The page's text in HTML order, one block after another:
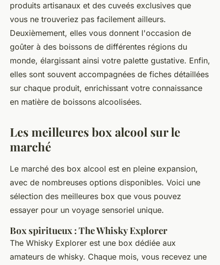
produits artisanaux et des cuveés exclusives que
vous ne trouveriez pas facilement ailleurs.
Deuxièmement, elles vous donnent l'occasion de
goûter à des boissons de différentes régions du
monde, élargissant ainsi votre palette gustative. Enfin,
elles sont souvent accompagnées de fiches détaillées
sur chaque produit, enrichissant votre connaissance
en matière de boissons alcoolisées.
Les meilleures box alcool sur le
marché
Le marché des box alcool est en pleine expansion,
avec de nombreuses options disponibles. Voici une
sélection des meilleures box que vous pouvez
essayer pour un voyage sensoriel unique.
Box spiritueux : The Whisky Explorer
The Whisky Explorer est une box dédiée aux
amateurs de whisky. Chaque mois, vous recevez une